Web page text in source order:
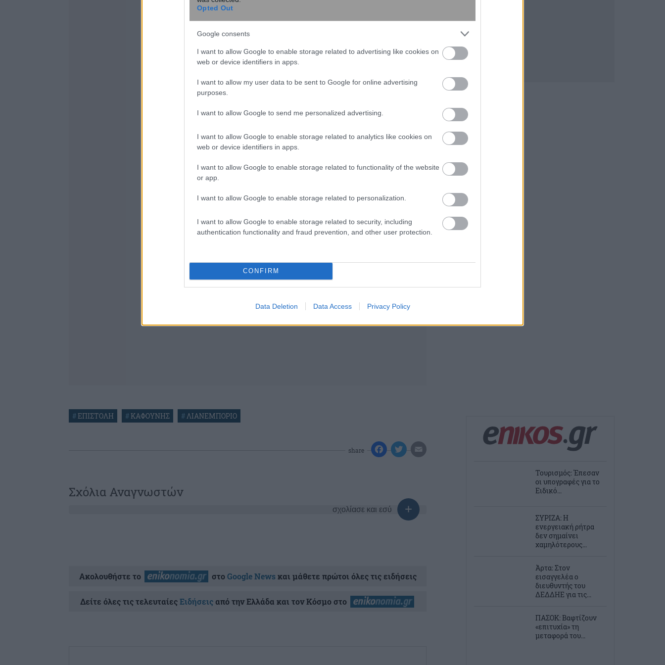
Opted Out
Google consents
I want to allow Google to enable storage related to advertising like cookies on
web or device identifiers in apps.
I want to allow my user data to be sent to Google for online advertising
purposes.
I want to allow Google to send me personalized advertising.
I want to allow Google to enable storage related to analytics like cookies on
web or device identifiers in apps.
I want to allow Google to enable storage related to functionality of the website
or app.
I want to allow Google to enable storage related to personalization.
I want to allow Google to enable storage related to security, including
authentication functionality and fraud prevention, and other user protection.
CONFIRM
Data Deletion Data Access Privacy Policy
#ΕΠΙΣΤΟΛΗ #ΚΑΦΟΥΝΗΣ # ΛΙΑΝΕΜΠΟΡΙΟ
share
Σχόλια Αναγνωστών
σχολίασε και εσύ
Ακολουθήστε το στοGoogle Newsκαι μάθετε πρώτοι όλες τις ειδήσεις
Δείτε όλες τις τελευταίεςΕιδήσειςαπό την Ελλάδα και τον Κόσμο στο
Τουρισμός: Έπεσαν
οι υπογραφές για το
Ειδικό...
ΣΥΡΙΖΑ: Η
ενεργειακή ρήτρα
δεν σημαίνει
χαμηλότερους...
Άρτα: Στον
εισαγγελέα ο
διευθυντής του
ΔΕΔΔΗΕ για τις...
ΠΑΣΟΚ: Βαφτίζουν
«επιτυχία» τη
μεταφορά του...